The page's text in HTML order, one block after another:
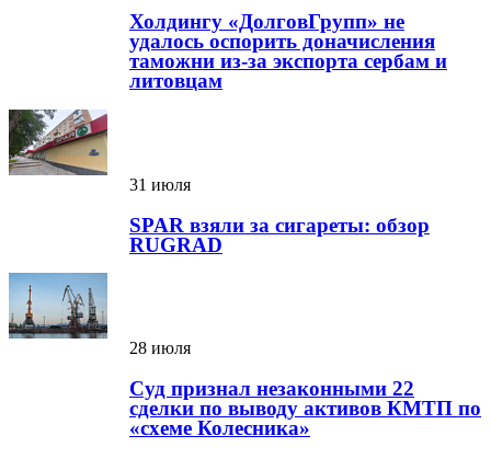
Холдингу «ДолговГрупп» не
удалось оспорить доначисления
таможни из-за экспорта сербам и
литовцам
31 июля
SPAR взяли за сигареты: обзор
RUGRAD
28 июля
Суд признал незаконными 22
сделки по выводу активов КМТП по
«схеме Колесника»